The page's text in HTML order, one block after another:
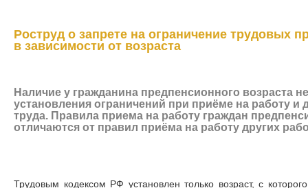
Роструд о запрете на ограничение трудовых
в зависимости от возраста
Наличие у гражданина предпенсионного возраста
установления ограничений при приёме на работу и
труда. Правила приема на работу граждан
отличаются от правил приёма на работу других
Трудовым кодексом РФ установлен только возраст, с